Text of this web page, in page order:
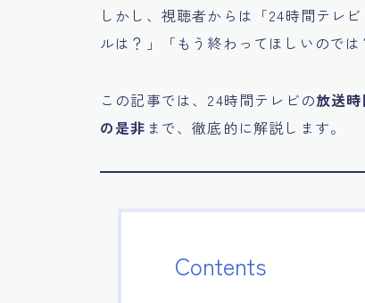
しかし、視聴者からは「24時間テレ
ルは？」「もう終わってほしいので
この記事では、24時間テレビの放送
の是非 まで、徹底的に解説します。
Contents